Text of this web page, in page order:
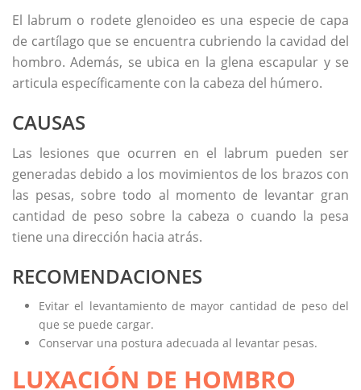
El labrum o rodete glenoideo es una especie de capa
de cartílago que se encuentra cubriendo la cavidad del
hombro. Además, se ubica en la glena escapular y se
articula específicamente con la cabeza del húmero.
CAUSAS
Las lesiones que ocurren en el labrum pueden ser
generadas debido a los movimientos de los brazos con
las pesas, sobre todo al momento de levantar gran
cantidad de peso sobre la cabeza o cuando la pesa
tiene una dirección hacia atrás.
RECOMENDACIONES
Evitar el levantamiento de mayor cantidad de peso del
que se puede cargar.
Conservar una postura adecuada al levantar pesas.
LUXACIÓN DE HOMBRO